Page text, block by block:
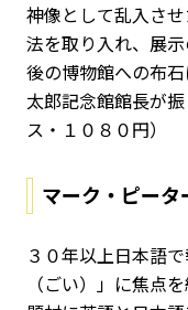
神像として乱入さ
法を取り入れ、展
後の博物館への布
太郎記念館館長が
ス・１０８０円）
マーク・ピータ
３０年以上日本語
（ごい）」に焦点